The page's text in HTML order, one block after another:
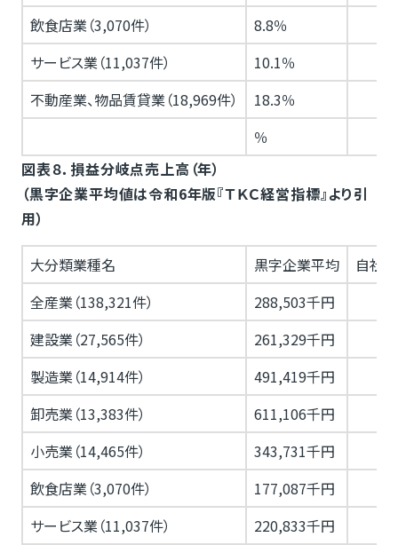
飲食店業（3,070件）
8.8％
サービス業（11,037件）
10.1％
不動産業、物品賃貸業（18,969件）
18.3％
％
図表８．損益分岐点売上高（年）
（黒字企業平均値は令和6年版『ＴＫＣ経営指標』より引
用）
大分類業種名 黒字企業平均
自社
全産業（138,321件）
288,503千円
建設業（27,565件）
261,329千円
製造業（14,914件）
491,419千円
卸売業（13,383件）
611,106千円
小売業（14,465件）
343,731千円
飲食店業（3,070件）
177,087千円
サービス業（11,037件）
220,833千円